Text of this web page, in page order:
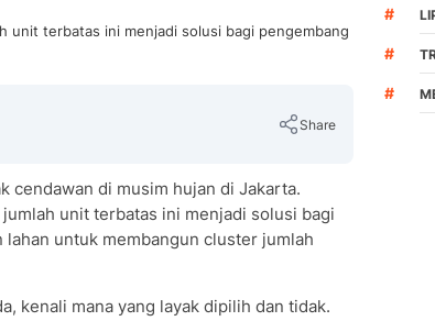
unit terbatas ini menjadi solusi bagi pengembang
Share
Copy Link
cendawan di musim hujan di Jakarta.
unit terbatas ini menjadi solusi bagi
untuk membangun cluster jumlah
kenali mana yang layak dipilih dan tidak.
#
#
#